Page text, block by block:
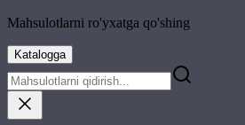
Mahsulotlarni ro'yxatga qo'shing
Katalogga